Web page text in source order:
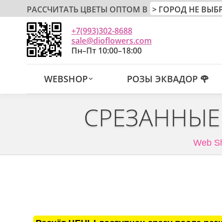
РАССЧИТАТЬ ЦВЕТЫ ОПТОМ В
+7(993)302-8688
sale@dioflowers.com
Пн–Пт 10:00–18:00
WEBSHOP РОЗЫ ЭКВАДОР 🌹
Web